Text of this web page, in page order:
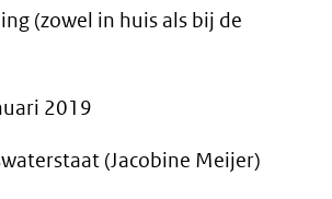
(zowel in huis als bij de
2019
(Jacobine Meijer)